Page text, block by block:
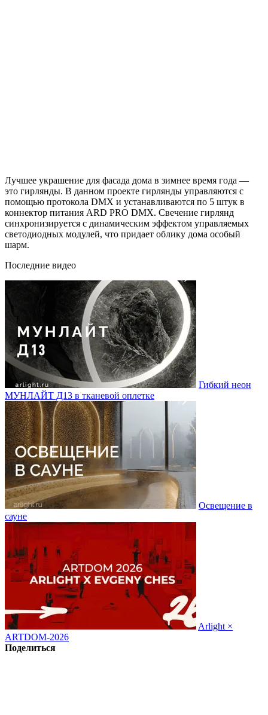
Лучшее украшение для фасада дома в зимнее время года —
это гирлянды. В данном проекте гирлянды управляются с
помощью протокола DMX и устанавливаются по 5 штук в
коннектор питания ARD PRO DMX. Свечение гирлянд
синхронизируется с динамическим эффектом управляемых
светодиодных модулей, что придает облику дома особый
шарм.
Последние видео
Гибкий неон
МУНЛАЙТ Д13 в тканевой оплетке
Освещение в
сауне
Arlight ×
ARTDOM-2026
Поделиться